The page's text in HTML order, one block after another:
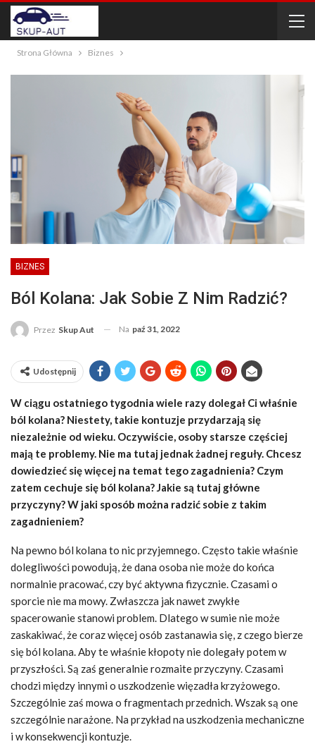
Strona Główna Biznes
BIZNES
Ból Kolana: Jak Sobie Z Nim Radzić?
Przez Skup Aut Na paź 31, 2022
Udostępnij
W ciągu ostatniego tygodnia wiele razy dolegał Ci właśnie
ból kolana? Niestety, takie kontuzje przydarzają się
niezależnie od wieku. Oczywiście, osoby starsze częściej
mają te problemy. Nie ma tutaj jednak żadnej reguły. Chcesz
dowiedzieć się więcej na temat tego zagadnienia? Czym
zatem cechuje się ból kolana? Jakie są tutaj główne
przyczyny? W jaki sposób można radzić sobie z takim
zagadnieniem?
Na pewno ból kolana to nic przyjemnego. Często takie właśnie
dolegliwości powodują, że dana osoba nie może do końca
normalnie pracować, czy być aktywna fizycznie. Czasami o
sporcie nie ma mowy. Zwłaszcza jak nawet zwykłe
spacerowanie stanowi problem. Dlatego w sumie nie może
zaskakiwać, że coraz więcej osób zastanawia się, z czego bierze
się ból kolana. Aby te właśnie kłopoty nie dolegały potem w
przyszłości. Są zaś generalnie rozmaite przyczyny. Czasami
chodzi między innymi o uszkodzenie więzadła krzyżowego.
Szczególnie zaś mowa o fragmentach przednich. Wszak są one
szczególnie narażone. Na przykład na uszkodzenia mechaniczne
i w konsekwencji kontuzje.